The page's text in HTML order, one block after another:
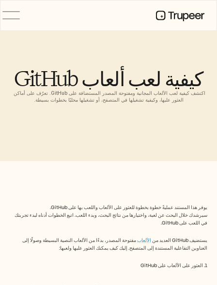
كيفية لعب ألعاب GitHub
العثور عليها، وكيفية تشغيلها في المتصفح، أو تشغيلها محليًا بخطوات بسيطة.
يوفر هذا المستند عمليةً خطوة بخطوة للعثور على الألعاب واللعب بها على GitHub.
في اللعب على GitHub.
يستضيف GitHub العديد من الألعاب
العناوين التفاعلية المستندة إلى المتصفح. إليك كيف يمكنك العثور عليها ولعبها:
1. العثور على الألعاب على GitHub
الترجمة
قاعدة المعرفة
صور رمزية للذكاء الاصطناعي
حِزم العلامة التجارية
Industry
Free Tools
Announcement
Partner Program